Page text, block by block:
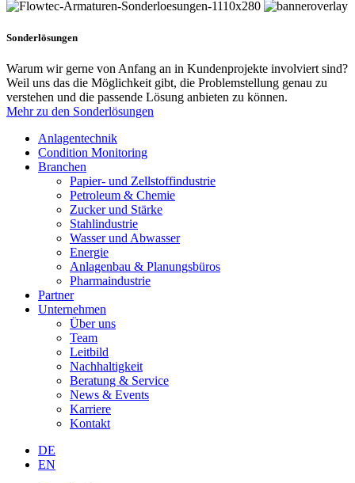
Sonderlösungen
Warum wir gerne von Anfang an in Kundenprojekte involviert sind?
Weil uns das die Möglichkeit gibt, die Problemstellung genau zu
verstehen und die passende Lösung anbieten zu können.
Mehr zu den Sonderlösungen
Anlagentechnik
Condition Monitoring
Branchen
Papier- und Zellstoffindustrie
Petroleum & Chemie
Zucker und Stärke
Stahlindustrie
Wasser und Abwasser
Energie
Anlagenbau & Planungsbüros
Pharmaindustrie
Partner
Unternehmen
Über uns
Team
Leitbild
Nachhaltigkeit
Beratung & Service
News & Events
Karriere
Kontakt
DE
EN